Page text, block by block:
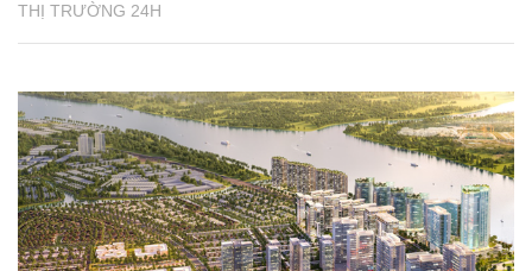
THỊ TRƯỜNG 24H